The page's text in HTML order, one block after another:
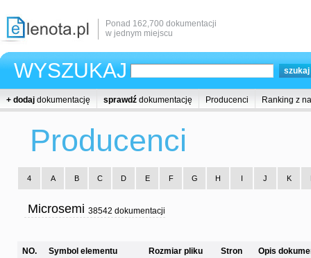
Ponad 162,700 dokumentacji
w jednym miejscu
WYSZUKAJ
+ dodaj dokumentację sprawdź dokumentację Producenci Ranking z
Producenci
4 A B C D E F G H I J K
Microsemi 38542 dokumentacji
NO. Symbol elementu Rozmiar pliku Stron Opis